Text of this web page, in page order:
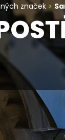
značek